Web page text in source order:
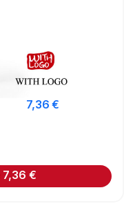
7,36€
7,36 €